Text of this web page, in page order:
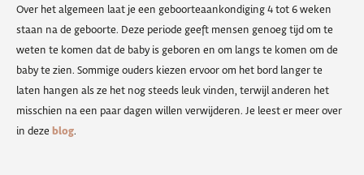
Over het algemeen laat je een geboorteaankondiging 4 tot 6 weken
staan na de geboorte. Deze periode geeft mensen genoeg tijd om te
weten te komen dat de baby is geboren en om langs te komen om de
baby te zien. Sommige ouders kiezen ervoor om het bord langer te
laten hangen als ze het nog steeds leuk vinden, terwijl anderen het
misschien na een paar dagen willen verwijderen. Je leest er meer over
in deze blog.